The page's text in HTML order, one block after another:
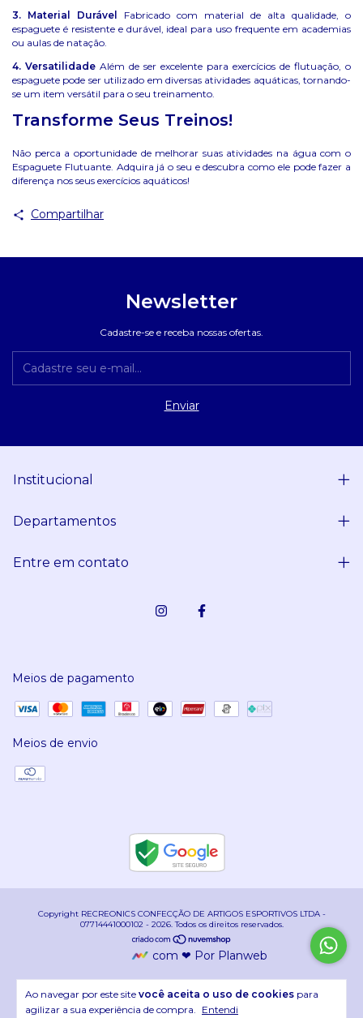
Ao navegar por este site você aceita o uso de cookies para
agilizar a sua experiência de compra. Entendi
3. Material Durável
Fabricado com material de alta qualidade, o
espaguete é resistente e durável, ideal para uso frequente em academias
ou aulas de natação.
4. Versatilidade Além de ser excelente para exercícios de flutuação, o
espaguete pode ser utilizado em diversas atividades aquáticas, tornando-
se um item versátil para o seu treinamento.
Transforme Seus Treinos!
Não perca a oportunidade de melhorar suas atividades na água com o
Espaguete Flutuante. Adquira já o seu e descubra como ele pode fazer a
diferença nos seus exercícios aquáticos!
Compartilhar
Newsletter
Cadastre-se e receba nossas ofertas.
Institucional
Departamentos
Entre em contato
Meios de pagamento
Meios de envio
Copyright RECREONICS CONFECÇÃO DE ARTIGOS ESPORTIVOS LTDA -
07714441000102 - 2026. Todos os direitos reservados.
com ❤ Por Planweb